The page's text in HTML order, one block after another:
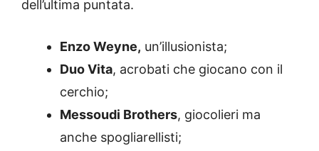
dell’ultima puntata.
Enzo Weyne, un’illusionista;
Duo Vita, acrobati che giocano con il
cerchio;
Messoudi Brothers, giocolieri ma
anche spogliarellisti;